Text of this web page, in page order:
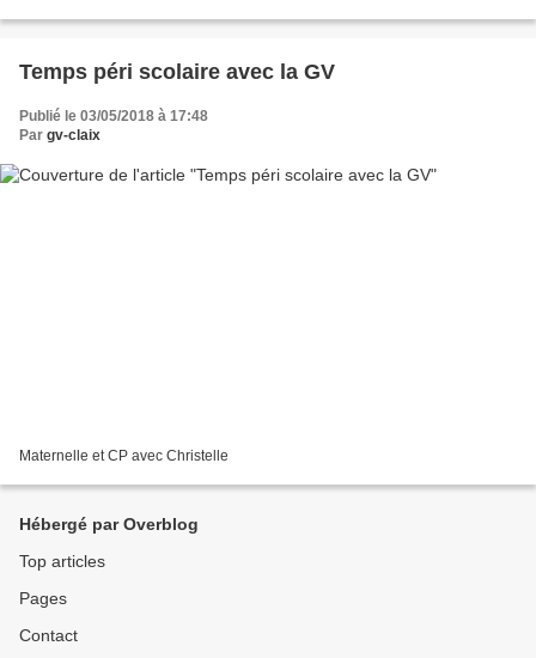
Temps péri scolaire avec la GV
Publié le 03/05/2018 à 17:48
Par gv-claix
Maternelle et CP avec Christelle
Hébergé par Overblog
Top articles
Pages
Contact